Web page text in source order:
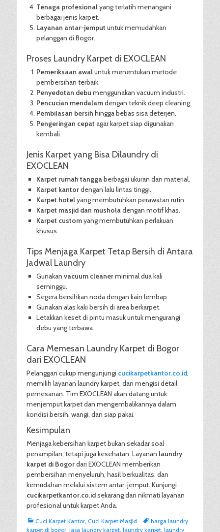
Tenaga profesionalyang terlatih menangani
berbagai jenis karpet.
Layanan antar-jemput untuk memudahkan
pelanggan di Bogor.
Proses Laundry Karpet di EXOCLEAN
Pemeriksaan awaluntuk menentukan metode
pembersihan terbaik.
Penyedotan debu menggunakan vacuum industri.
Pencucian mendalamdengan teknik deep cleaning.
Pembilasan bersih hingga bebas sisa deterjen.
Pengeringan cepat agar karpet siap digunakan
kembali.
Jenis Karpet yang Bisa Dilaundry di
EXOCLEAN
Karpet rumah tanggaberbagai ukuran dan material.
Karpet kantordengan lalu lintas tinggi.
Karpet hotelyang membutuhkan perawatan rutin.
Karpet masjid dan musholadengan motif khas.
Karpet customyang membutuhkan perlakuan
khusus.
Tips Menjaga Karpet Tetap Bersih di Antara
Jadwal Laundry
Gunakan vacuum cleanerminimal dua kali
seminggu.
Segera bersihkan noda dengan kain lembap.
Gunakan alas kaki bersih di area berkarpet.
Letakkan keset di pintu masuk untuk mengurangi
debu yang terbawa.
Cara Memesan Laundry Karpet di Bogor
dari EXOCLEAN
Pelanggan cukup mengunjungi cucikarpetkantor.co.id,
memilih layanan laundry karpet, dan mengisi detail
pemesanan. Tim EXOCLEAN akan datang untuk
menjemput karpet dan mengembalikannya dalam
kondisi bersih, wangi, dan siap pakai.
Kesimpulan
Menjaga kebersihan karpet bukan sekadar soal
penampilan, tetapi juga kesehatan. Layanan laundry
karpet di Bogordari EXOCLEAN memberikan
pembersihan menyeluruh, hasil berkualitas, dan
kemudahan melalui sistem antar-jemput. Kunjungi
cucikarpetkantor.co.idsekarang dan nikmati layanan
profesional untuk karpet Anda.
Categories
Cuci Karpet Kantor, Cuci Karpet Masjid Tagsharga laundry
karpet di bogor, jasa laundry karpet, laundry karpet, laundry